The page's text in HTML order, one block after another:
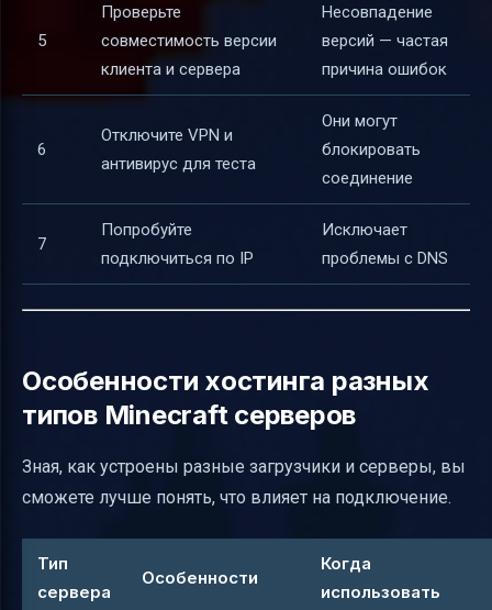
5
Проверьте
совместимость версии
клиента и сервера
Несовпадение
версий — частая
причина ошибок
6
Отключите VPN и
антивирус для теста
Они могут
блокировать
соединение
7
Попробуйте
подключиться по IP
Исключает
проблемы с DNS
Особенности хостинга разных
типов Minecraft серверов
Зная, как устроены разные загрузчики и серверы, вы
сможете лучше понять, что влияет на подключение.
Тип
сервера
Особенности
Когда
использовать